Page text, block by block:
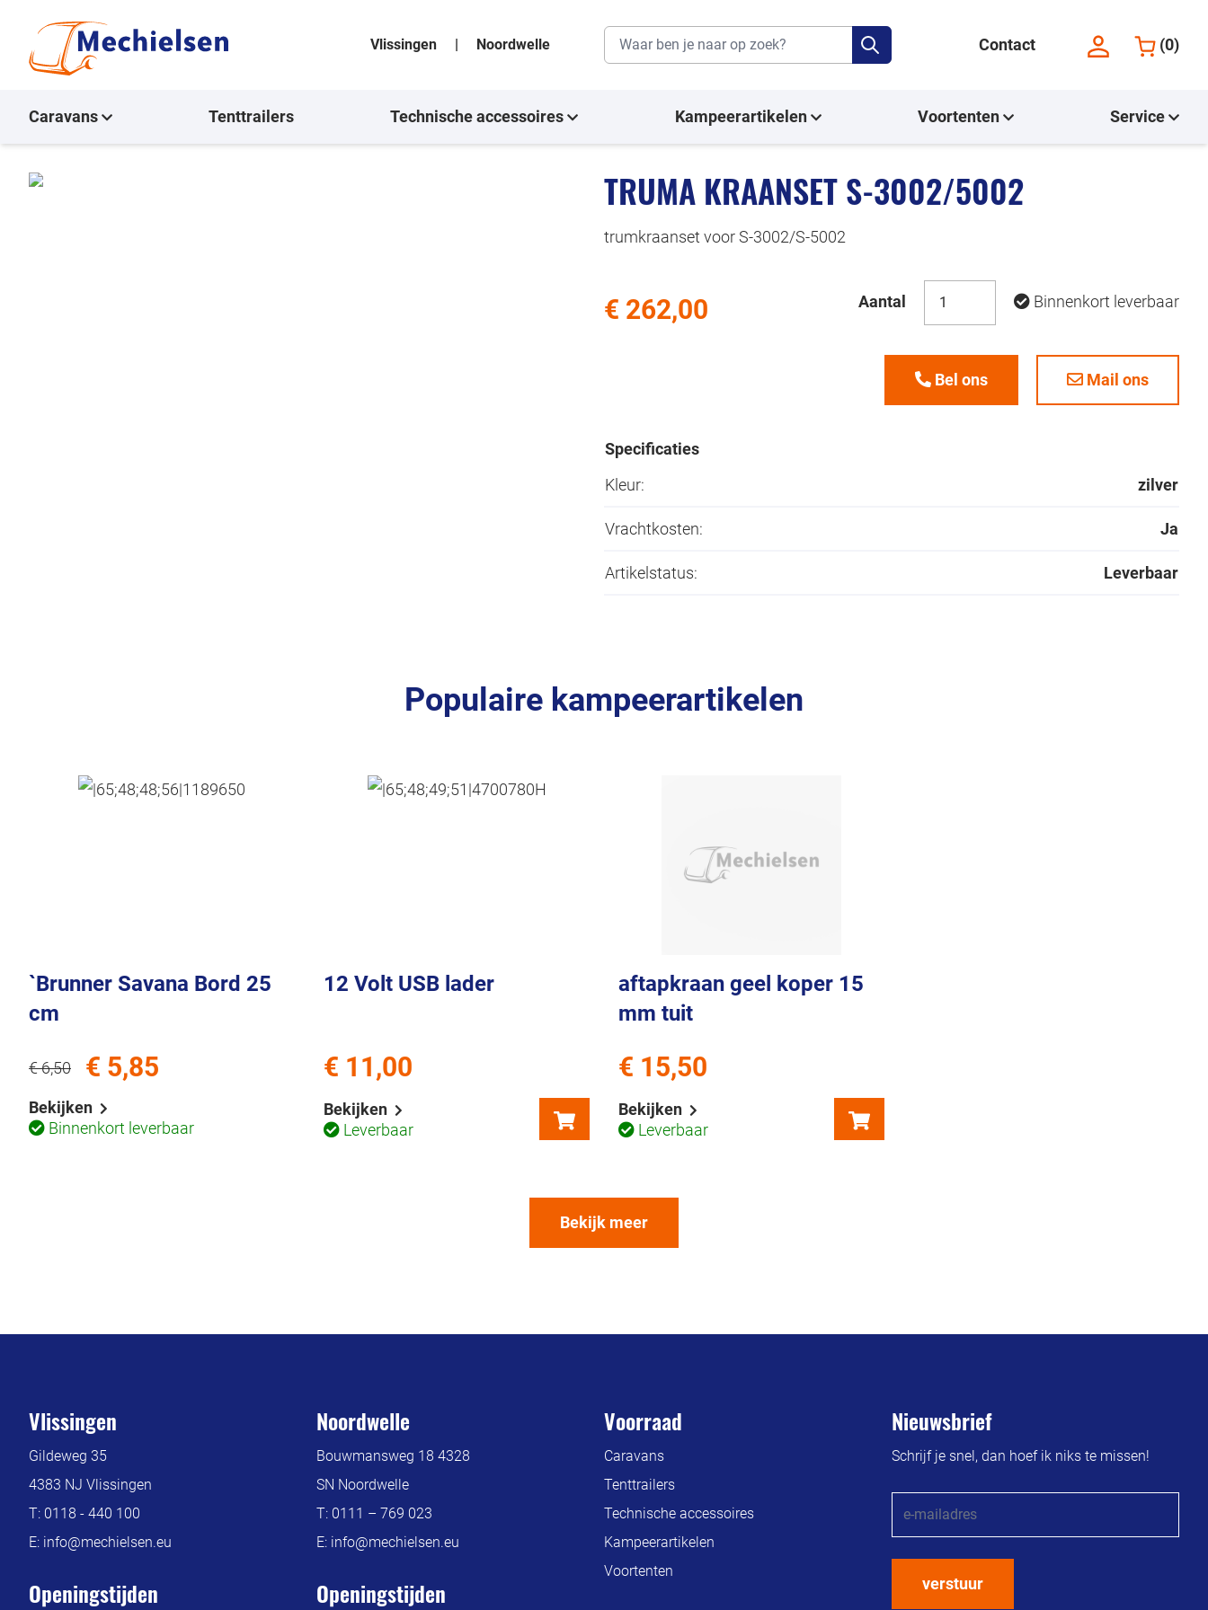
Vlissingen | Noordwelle Contact (0)
Caravans Tenttrailers Technische accessoires Kampeerartikelen Voortenten Service
TRUMA KRAANSET S-3002/5002
trumkraanset voor S-3002/S-5002
€ 262,00 Aantal Binnenkort leverbaar
Bel ons Mail ons
Specificaties
Kleur:
zilver
Vrachtkosten: Ja
Artikelstatus: Leverbaar
Populaire kampeerartikelen
`Brunner Savana Bord 25
cm
Bekijken
Binnenkort leverbaar
€ 6,50 € 5,85
12 Volt USB lader
Bekijken
Leverbaar
€ 11,00
aftapkraan geel koper 15
mm tuit
Bekijken
Leverbaar
€ 15,50
Bekijk meer
Vlissingen
Gildeweg 35
4383 NJ Vlissingen
T: 0118 - 440 100
E: info@mechielsen.eu
Openingstijden
Noordwelle
Bouwmansweg 18 4328
SN Noordwelle
T: 0111 – 769 023
E: info@mechielsen.eu
Openingstijden
Voorraad
Caravans
Tenttrailers
Technische accessoires
Kampeerartikelen
Voortenten
Nieuwsbrief
Schrijf je snel, dan hoef ik niks te missen!
verstuur